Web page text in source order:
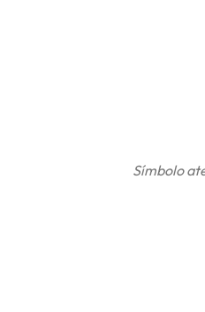
Símbolo